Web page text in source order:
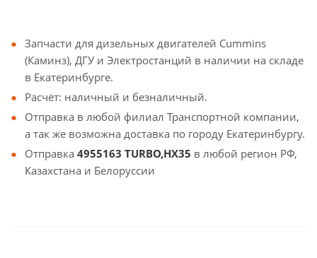
Запчасти для дизельных двигателей Cummins
(Каминз), ДГУ и Электростанций в наличии на складе
в Екатеринбурге.
Расчёт: наличный и безналичный.
Отправка в любой филиал Транспортной компании,
а так же возможна доставка по городу Екатеринбургу.
Отправка 4955163 TURBO,HX35 в любой регион РФ,
Казахстана и Белоруссии